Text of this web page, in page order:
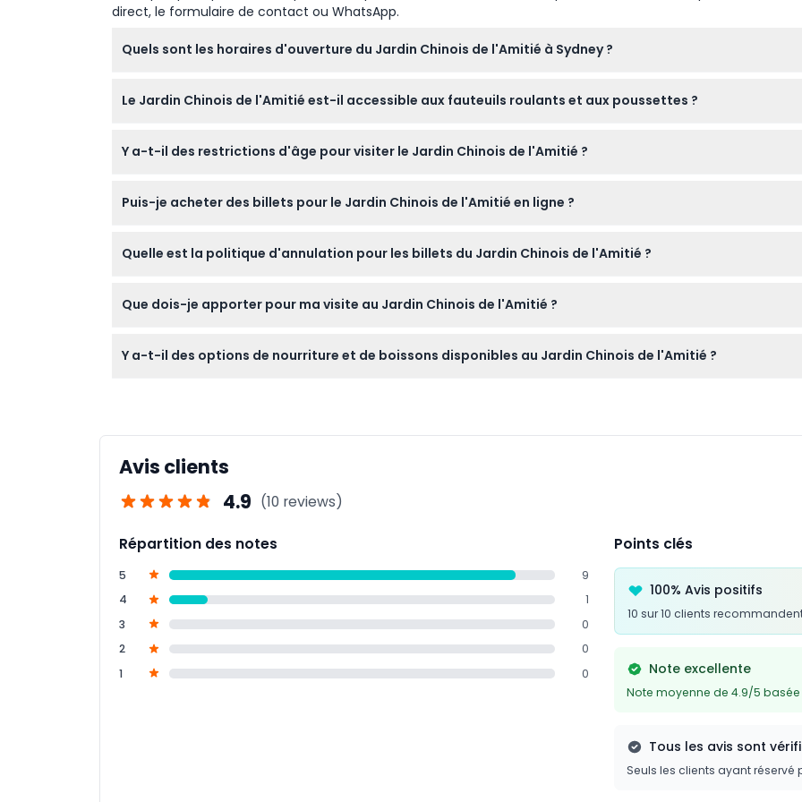
direct, le formulaire de contact ou WhatsApp.
Quels sont les horaires d'ouverture du Jardin Chinois de l'Amitié à Sydney ?
au moment de la réservation).
Le Jardin Chinois de l'Amitié est-il accessible aux fauteuils roulants et aux poussettes ?
escaliers et des chemins rocheux qui peuvent être difficiles d'accès.
Y a-t-il des restrictions d'âge pour visiter le Jardin Chinois de l'Amitié ?
comme les tout-petits.
Puis-je acheter des billets pour le Jardin Chinois de l'Amitié en ligne ?
Quelle est la politique d'annulation pour les billets du Jardin Chinois de l'Amitié ?
réservation.
Que dois-je apporter pour ma visite au Jardin Chinois de l'Amitié ?
appareil photo pour capturer les beaux paysages et les sculptures uniques.
Y a-t-il des options de nourriture et de boissons disponibles au Jardin Chinois de l'Amitié ?
Avis clients
4.9 (10 reviews)
Répartition des notes
5
9
4
1
3
0
2
0
1
0
Points clés
100% Avis positifs
10 sur 10 clients
Note excellente
Note moyenne de 4.9/5
Tous les avis sont
Seuls les clients ayant réservé